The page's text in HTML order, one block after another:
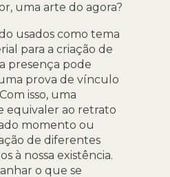
uma arte do agora?
usados como tema
para a criação de
presença pode
prova de vínculo
isso, uma
equivaler ao retrato
momento ou
de diferentes
à nossa existência.
o que se